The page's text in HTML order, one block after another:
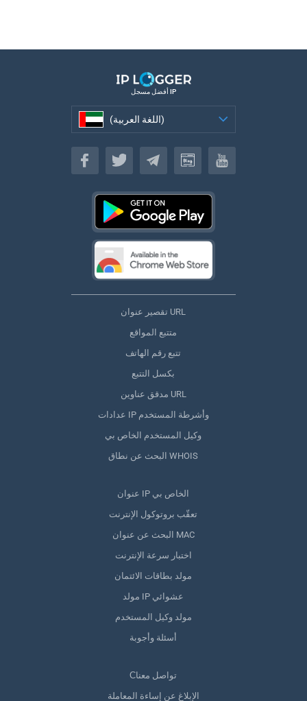
أفضل مسجل IP
(اللغة العربية)
(اللغة العربية)
تقصير عنوان URL
متتبع المواقع
تتبع رقم الهاتف
بكسل التتبع
مدقق عناوين URL
عدادات IP وأشرطة المستخدم
وكيل المستخدم الخاص بي
البحث عن نطاق WHOIS
عنوان IP الخاص بي
تعقّب بروتوكول الإنترنت
البحث عن عنوان MAC
اختبار سرعة الإنترنت
مولد بطاقات الائتمان
مولد IP عشوائي
مولد وكيل المستخدم
أسئلة وأجوبة
Сتواصل معنا
الإبلاغ عن إساءة المعاملة